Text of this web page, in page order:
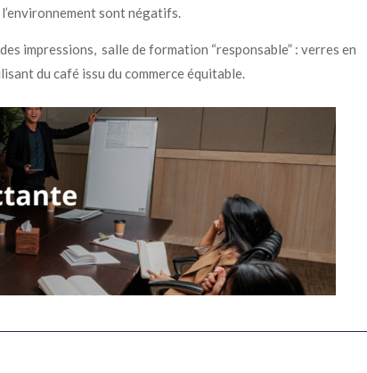
sont négatifs.
impressions, salle de formation “responsable” : verres en
du café issu du commerce équitable.